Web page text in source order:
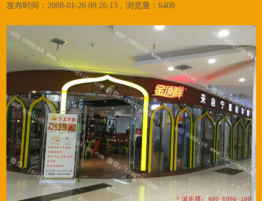
发布时间：2008-01-26 09:26:13，浏览量：6408